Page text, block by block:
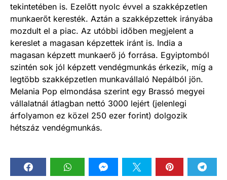
tekintetében is. Ezelőtt nyolc évvel a szakképzetlen
munkaerőt keresték. Aztán a szakképzettek irányába
mozdult el a piac. Az utóbbi időben megjelent a
kereslet a magasan képzettek iránt is. India a
magasan képzett munkaerő jó forrása. Egyiptomból
szintén sok jól képzett vendégmunkás érkezik, míg a
legtöbb szakképzetlen munkavállaló Nepálból jön.
Melania Pop elmondása szerint egy Brassó megyei
vállalatnál átlagban nettó 3000 lejért (jelenlegi
árfolyamon ez közel 250 ezer forint) dolgozik
hétszáz vendégmunkás.